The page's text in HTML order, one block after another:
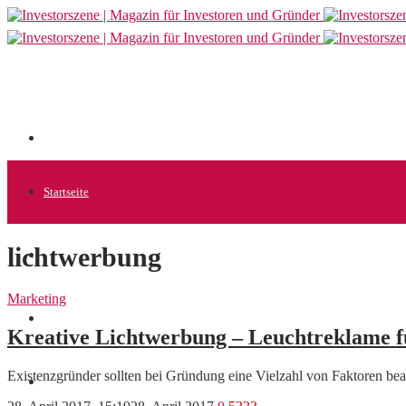
Startseite
Allgemein
News
lichtwerbung
Marketing
Kreative Lichtwerbung – Leuchtreklame
Existenzgründer sollten bei Gründung eine Vielzahl von Faktoren